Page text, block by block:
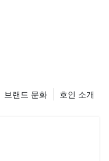
호인 소개
브랜드 문화